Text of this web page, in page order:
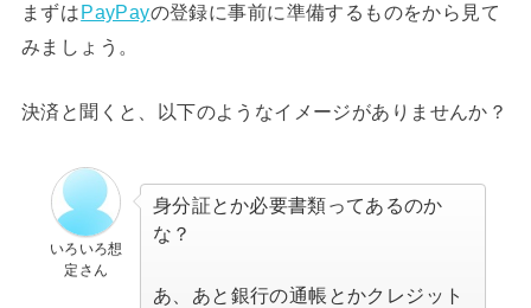
まずはPayPayの登録に事前に準備するものをから見て
みましょう。
決済と聞くと、以下のようなイメージがありませんか？
いろいろ想
定さん
身分証とか必要書類ってあるのか
な？
あ、あと銀行の通帳とかクレジット